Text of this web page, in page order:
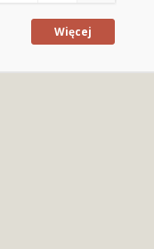
Więcej